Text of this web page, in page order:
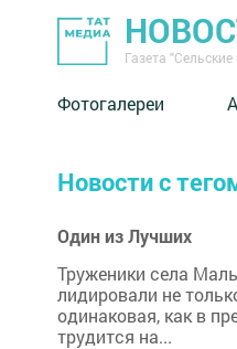
Газета
Фотогалереи
Новости с
Один из Лучших
Труженики села
лидировали не
одинаковая, как в
трудится на...